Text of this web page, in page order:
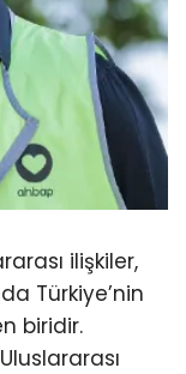
ilişkiler,
Türkiye’nin
biridir.